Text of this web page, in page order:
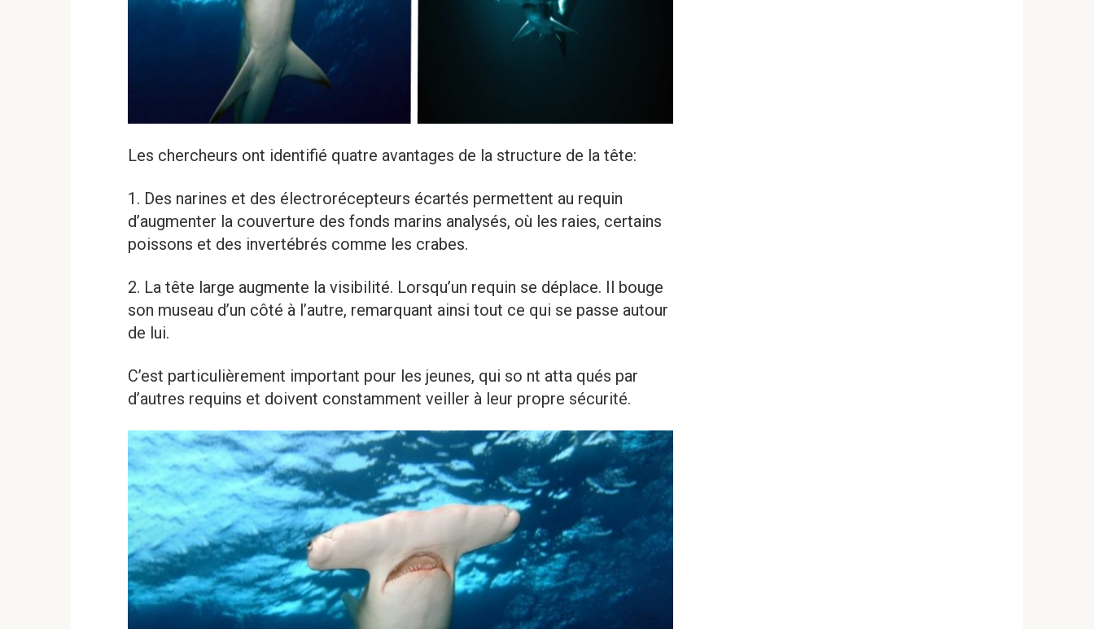
Les chercheurs ont identifié quatre avantages de la structure de la tête:
1. Des narines et des électrorécepteurs écartés permettent au requin
d’augmenter la couverture des fonds marins analysés, où les raies, certains
poissons et des invertébrés comme les crabes.
2. La tête large augmente la visibilité. Lorsqu’un requin se déplace. Il bouge
son museau d’un côté à l’autre, remarquant ainsi tout ce qui se passe autour
de lui.
C’est particulièrement important pour les jeunes, qui so nt atta qués par
d’autres requins et doivent constamment veiller à leur propre sécurité.